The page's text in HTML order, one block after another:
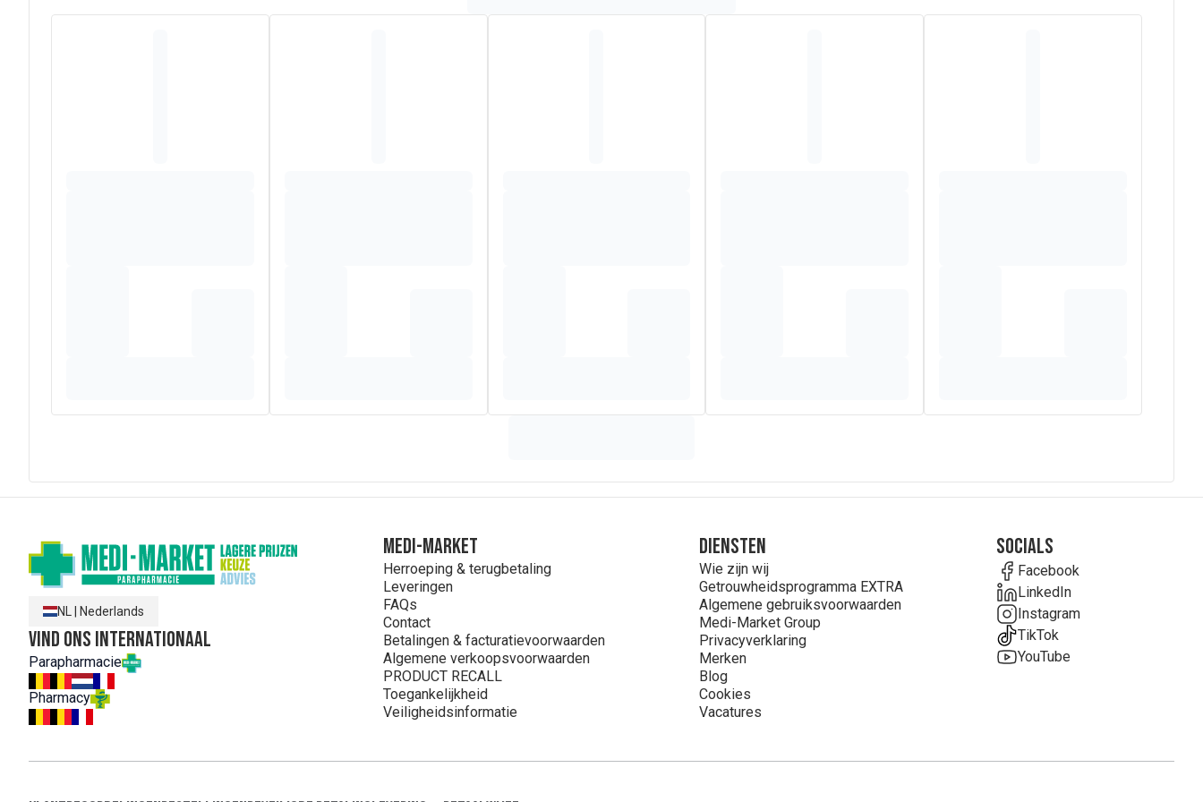
INGREDIENTS : AQUA/WATER/EAU, VITIS VINIFERA (GRAPE) FRUIT WATER*, DECYL GLUCOSIDE, GLYCERIN, SODIUM COCOYL GLUTAMATE, SUCROSE COCOATE, ACACIA
NL Nederlands
Vind ons internationaal
Parapharmacie
Pharmacy
MEDI-MARKET
Herroeping & terugbetaling
Leveringen
FAQs
Contact
Betalingen & facturatievoorwaarden
Algemene verkoopsvoorwaarden
PRODUCT RECALL
Toegankelijkheid
Veiligheidsinformatie
Diensten
Wie zijn wij
Getrouwheidsprogramma EXTRA
Algemene gebruiksvoorwaarden
Medi-Market Group
Privacyverklaring
Merken
Blog
Cookies
Vacatures
Socials
Facebook
LinkedIn
Instagram
TikTok
YouTube